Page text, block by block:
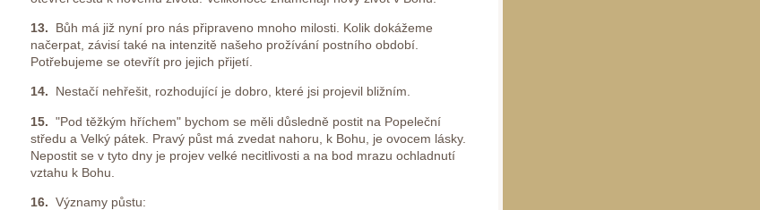
13. Bůh má již nyní pro nás připraveno mnoho milosti. Kolik dokážeme
načerpat, závisí také na intenzitě našeho prožívání postního období.
Potřebujeme se otevřít pro jejich přijetí.
14. Nestačí nehřešit, rozhodující je dobro, které jsi projevil bližním.
15."Pod těžkým hříchem" bychom se měli důsledně postit na Popeleční
středu a Velký pátek. Pravý půst má zvedat nahoru, k Bohu, je ovocem lásky.
Nepostit se v tyto dny je projev velké necitlivosti a na bod mrazu ochladnutí
vztahu k Bohu.
16.Významy půstu: